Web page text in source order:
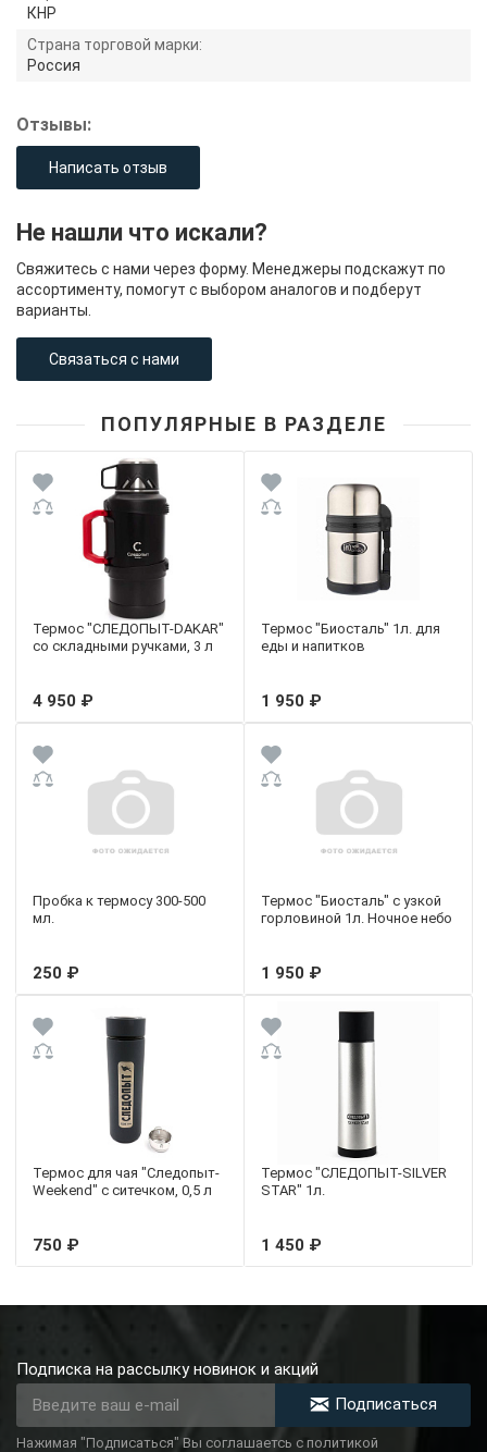
КНР
Страна торговой марки:
Россия
Отзывы:
Написать отзыв
Не нашли что искали?
Свяжитесь с нами через форму. Менеджеры подскажут по
ассортименту, помогут с выбором аналогов и подберут
варианты.
Связаться с нами
ПОПУЛЯРНЫЕ В РАЗДЕЛЕ
Термос "СЛЕДОПЫТ-DAKAR"
со складными ручками, 3 л
4 950 ₽
Термос "Биосталь" 1л. для
еды и напитков
1 950 ₽
Пробка к термосу 300-500
мл.
250 ₽
Термос "Биосталь" с узкой
горловиной 1л. Ночное небо
1 950 ₽
Термос для чая "Следопыт-
Weekend" с ситечком, 0,5 л
750 ₽
Термос "СЛЕДОПЫТ-SILVER
STAR" 1л.
1 450 ₽
Подписка на рассылку новинок и акций
Подписаться
Нажимая "Подписаться" Вы соглашаетсь с политикой